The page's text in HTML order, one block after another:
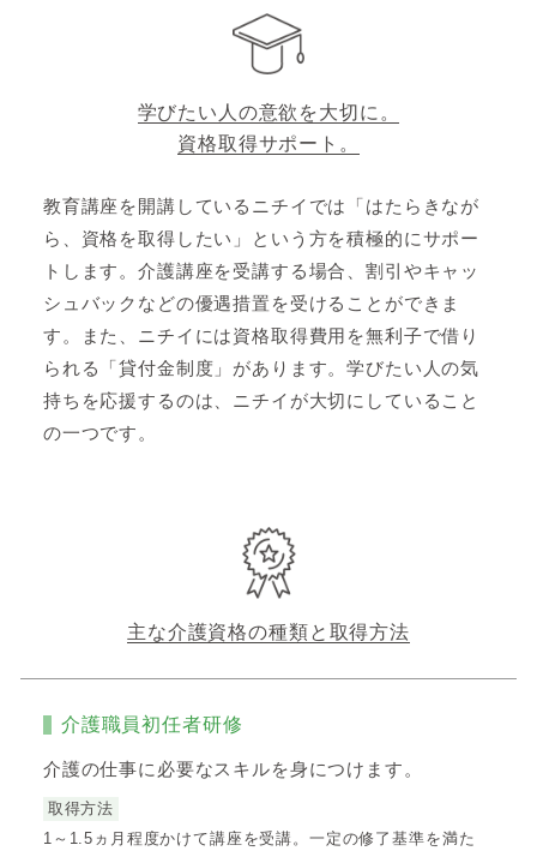
学びたい人の意欲を大切に。
資格取得サポート。
教育講座を開講しているニチイでは「はたらきなが
ら、資格を取得したい」という方を積極的にサポー
トします。介護講座を受講する場合、割引やキャッ
シュバックなどの優遇措置を受けることができま
す。また、ニチイには資格取得費用を無利子で借り
られる「貸付金制度」があります。学びたい人の気
持ちを応援するのは、ニチイが大切にしていること
の一つです。
主な介護資格の種類と取得方法
介護職員初任者研修
介護の仕事に必要なスキルを身につけます。
取得方法
1～1.5ヵ月程度かけて講座を受講。一定の修了基準を満た